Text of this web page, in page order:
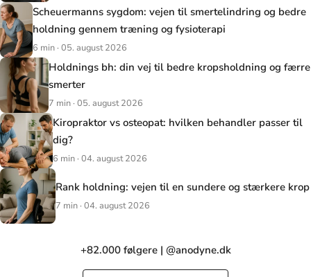
Scheuermanns sygdom: vejen til smertelindring og bedre
holdning gennem træning og fysioterapi
6 min · 05. august 2026
Holdnings bh: din vej til bedre kropsholdning og færre
smerter
7 min · 05. august 2026
Kiropraktor vs osteopat: hvilken behandler passer til
dig?
6 min · 04. august 2026
Rank holdning: vejen til en sundere og stærkere krop
7 min · 04. august 2026
+82.000 følgere | @anodyne.dk